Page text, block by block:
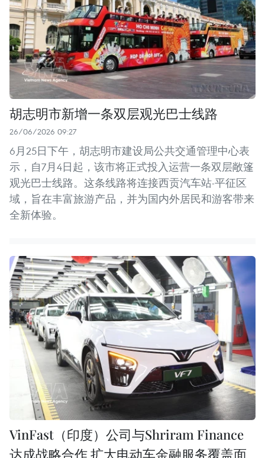
胡志明市新增一条双层观光巴士线路
26/06/2026 09:27
6月25日下午，胡志明市建设局公共交通管理中心表
示，自7月4日起，该市将正式投入运营一条双层敞篷
观光巴士线路。这条线路将连接西贡汽车站-平征区
域，旨在丰富旅游产品，并为国内外居民和游客带来
全新体验。
VinFast（印度）公司与Shriram Finance
达成战略合作 扩大电动车金融服务覆盖面